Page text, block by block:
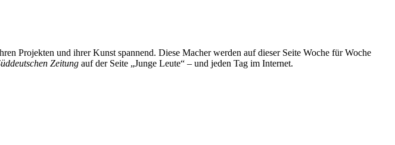
Projekten und ihrer Kunst spannend. Diese Macher werden auf dieser Seite Woche für Woche
Zeitung auf der Seite „Junge Leute“ – und jeden Tag im Internet.